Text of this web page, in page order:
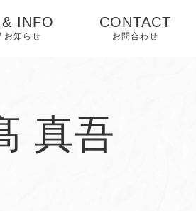
INFO
お知らせ
ップ
CONTACT
お問合わせ
真吾